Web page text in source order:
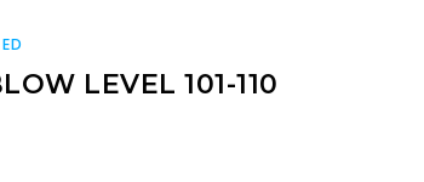
LEVEL 101-110